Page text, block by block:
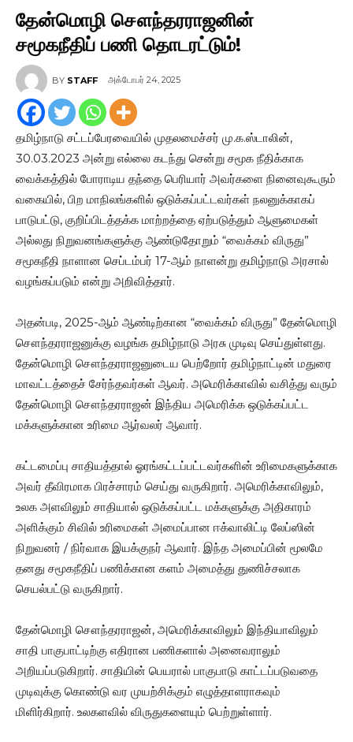
தேன்மொழி சௌந்தரராஜனின்
சமூகநீதிப் பணி தொடரட்டும்!
BY STAFF அக்டோபர் 24, 2025
தமிழ்நாடு சட்டப்பேரவையில் முதலமைச்சர் மு.க.ஸ்டாலின்,
30.03.2023 அன்று எல்லை கடந்து சென்று சமூக நீதிக்காக
வைக்கத்தில் போராடிய தந்தை பெரியார் அவர்களை நினைவுகூரும்
வகையில், பிற மாநிலங்களில் ஒடுக்கப்பட்டவர்கள் நலனுக்காகப்
பாடுபட்டு, குறிப்பிடத்தக்க மாற்றத்தை ஏற்படுத்தும் ஆளுமைகள்
அல்லது நிறுவனங்களுக்கு ஆண்டுதோறும் “வைக்கம் விருது”
சமூகநீதி நாளான செப்டம்பர் 17-ஆம் நாளன்று தமிழ்நாடு அரசால்
வழங்கப்படும் என்று அறிவித்தார்.
அதன்படி, 2025-ஆம் ஆண்டிற்கான “வைக்கம் விருது” தேன்மொழி
சௌந்தரராஜனுக்கு வழங்க தமிழ்நாடு அரசு முடிவு செய்துள்ளது.
தேன்மொழி சௌந்தரராஜனுடைய பெற்றோர் தமிழ்நாட்டின் மதுரை
மாவட்டத்தைச் சேர்ந்தவர்கள் ஆவர். அமெரிக்காவில் வசித்து வரும்
தேன்மொழி சௌந்தரராஜன் இந்திய அமெரிக்க ஒடுக்கப்பட்ட
மக்களுக்கான உரிமை ஆர்வலர் ஆவார்.
கட்டமைப்பு சாதியத்தால் ஓரங்கட்டப்பட்டவர்களின் உரிமைகளுக்காக
அவர் தீவிரமாக பிரச்சாரம் செய்து வருகிறார். அமெரிக்காவிலும்,
உலக அளவிலும் சாதியால் ஒடுக்கப்பட்ட மக்களுக்கு அதிகாரம்
அளிக்கும் சிவில் உரிமைகள் அமைப்பான ஈக்வாலிட்டி லேப்ஸின்
நிறுவனர் / நிர்வாக இயக்குநர் ஆவார். இந்த அமைப்பின் மூலமே
தனது சமூகநீதிப் பணிக்கான களம் அமைத்து துணிச்சலாக
செயல்பட்டு வருகிறார்.
தேன்மொழி சௌந்தரராஜன், அமெரிக்காவிலும் இந்தியாவிலும்
சாதி பாகுபாட்டிற்கு எதிரான பணிகளால் அனைவராலும்
அறியப்படுகிறார். சாதியின் பெயரால் பாகுபாடு காட்டப்படுவதை
முடிவுக்கு கொண்டு வர முயற்சிக்கும் எழுத்தாளராகவும்
மிளிர்கிறார். உலகளவில் விருதுகளையும் பெற்றுள்ளார்.